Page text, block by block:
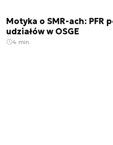
Motyka o SMR-ach: PFR
udziałów w OSGE
4 min.